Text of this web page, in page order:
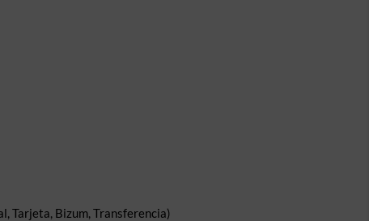
Tarjeta, Bizum, Transferencia)